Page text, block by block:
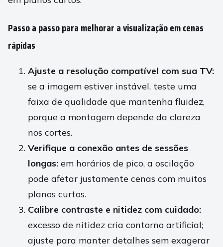
Passo a passo para melhorar a visualização em cenas
rápidas
Ajuste a resolução compatível com sua TV:
se a imagem estiver instável, teste uma
faixa de qualidade que mantenha fluidez,
porque a montagem depende da clareza
nos cortes.
Verifique a conexão antes de sessões
longas: em horários de pico, a oscilação
pode afetar justamente cenas com muitos
planos curtos.
Calibre contraste e nitidez com cuidado:
excesso de nitidez cria contorno artificial;
ajuste para manter detalhes sem exagerar